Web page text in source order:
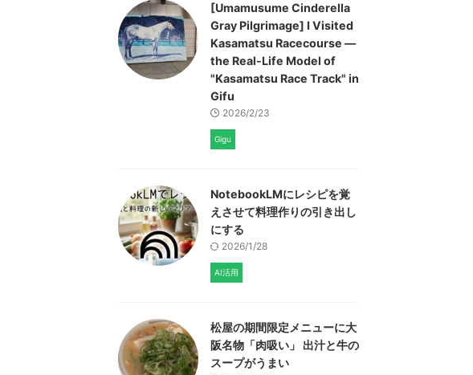
[Umamusume Cinderella
Gray Pilgrimage] I Visited
Kasamatsu Racecourse —
the Real-Life Model of
"Kasamatsu Race Track" in
Gifu
2026/2/23
Gigu
NotebookLMにレシピを覚
えさせて料理作りの引き出し
にする
2026/1/28
AI活用
松屋の期間限定メニューに大
阪名物「肉吸い」 出汁と牛の
スープがうまい